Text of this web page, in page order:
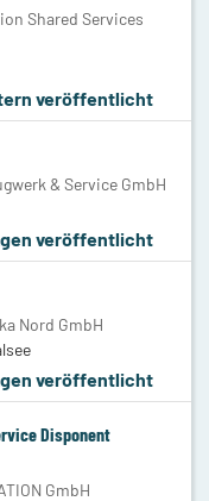
Shared Services
veröffentlicht
& Service GmbH
veröffentlicht
Nord GmbH
veröffentlicht
Disponent
GmbH